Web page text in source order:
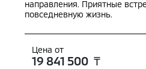
направления. Приятные
повседневную жизнь.
Цена от
19 841 500 ₸